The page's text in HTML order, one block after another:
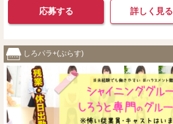
応募する 詳しく見る
しろパラ+(ぷらす)